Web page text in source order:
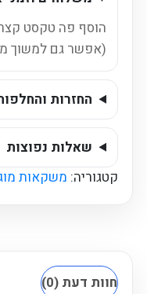
זכוכית
בטעם
אננס
תפוח
250
מ"ל
-
הוסף פה טקסט
(אפשר גם למשוך
החזרות
שאלות נפוצות
קטגוריה: משקאות
חוות דעת (0)